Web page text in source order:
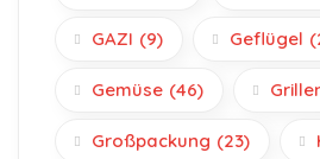
GAZI (9) Geflügel
Gemüse (46)
Großpackung (23)